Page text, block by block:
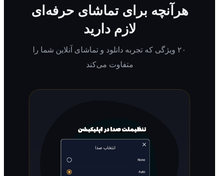
برای تماشای حرفه‌ای
لازم دارید
۲۰ ویژگی که تجربه دانلود و تماشای آنلاین شما را
متفاوت می‌کند